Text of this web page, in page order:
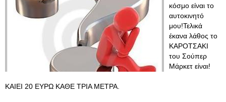
κόσμο είναι το
αυτοκινητό
μου!Τελικά
έκανα λάθος το
ΚΑΡΟΤΣΑΚΙ
του Σούπερ
Μάρκετ είναι!
ΚΑΙΕΙ 20 ΕΥΡΩ ΚΑΘΕ ΤΡΙΑ ΜΕΤΡΑ.